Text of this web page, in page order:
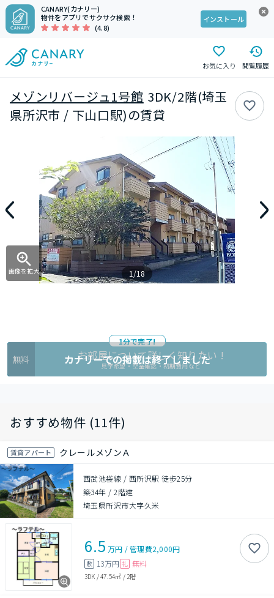
CANARY(カナリー)
物件をアプリでサクサク検索！
(4.8)
インストール
お気に入り 閲覧履歴
メゾンリバージュ1号館 3DK/2階(埼玉
県所沢市 / 下山口駅)の賃貸
画像を拡大 1/18
1分で完了!
無料 お部屋について詳しく知りたい !
見学希望・空室確認・初期費用など
カナリーでの掲載は終了しました
おすすめ物件 (11件)
賃貸アパート クレールメゾンＡ
西武池袋線 / 西所沢駅 徒歩25分
築34年 /2階建
埼玉県所沢市大字久米
6.5 万円 /管理費2,000円
敷 13万円 礼 無料
3DK /47.54㎡ / 2階